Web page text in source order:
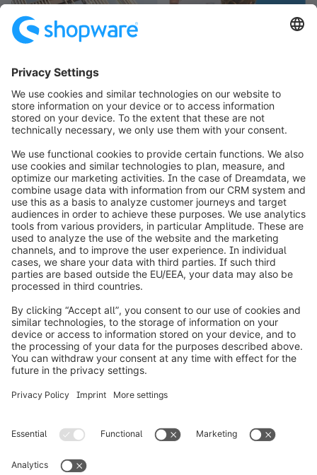
info@shopware.com
Informazioni su Shopware
Prodotti
Soluzioni